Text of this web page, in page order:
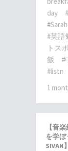
day
#英語
トス
飯
#
#listn
1
【音
を学ぼ
SIVAN